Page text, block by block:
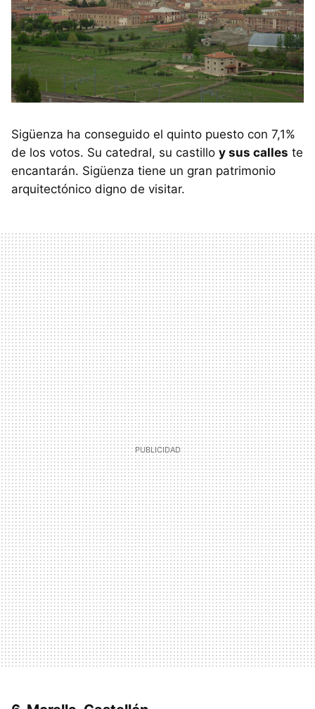
Sigüenza ha conseguido el quinto puesto con 7,1%
de los votos. Su catedral, su castillo y sus calles te
encantarán. Sigüenza tiene un gran patrimonio
arquitectónico digno de visitar.